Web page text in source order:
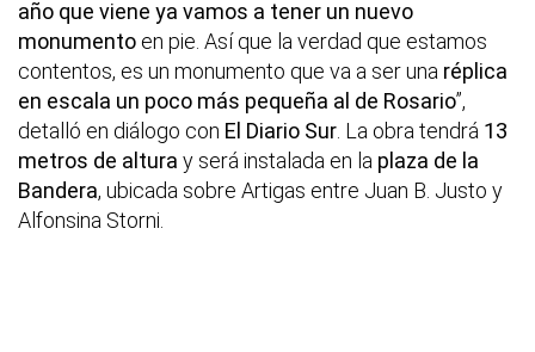
año que viene ya vamos a tener un nuevo
monumento en pie. Así que la verdad que estamos
contentos, es un monumento que va a ser una réplica
en escala un poco más pequeña al de Rosario”,
detalló en diálogo con El Diario Sur. La obra tendrá 13
metros de altura y será instalada en la plaza de la
Bandera, ubicada sobre Artigas entre Juan B. Justo y
Alfonsina Storni.